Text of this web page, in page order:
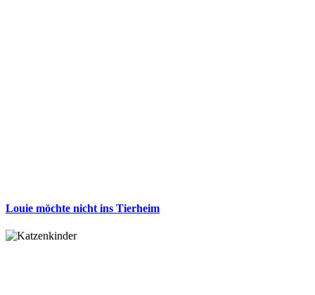
Louie möchte nicht ins Tierheim